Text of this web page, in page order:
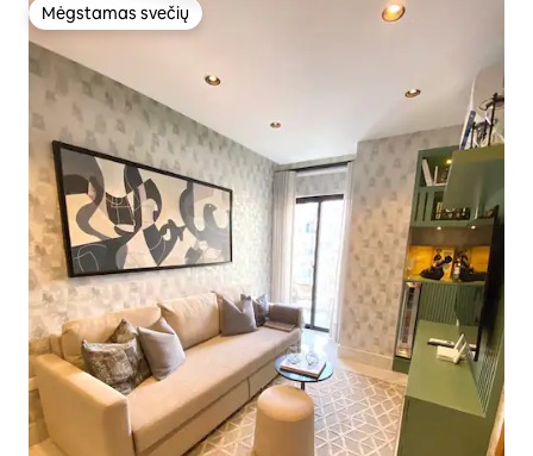
Mėgstamas svečių
Mėgstamas svečių